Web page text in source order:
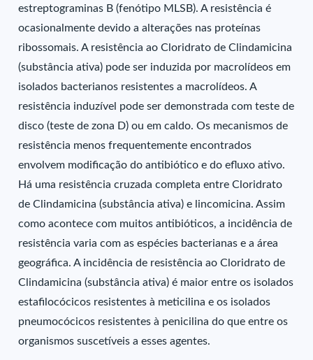
estreptograminas B (fenótipo MLSB). A resistência é
ocasionalmente devido a alterações nas proteínas
ribossomais. A resistência ao Cloridrato de Clindamicina
(substância ativa) pode ser induzida por macrolídeos em
isolados bacterianos resistentes a macrolídeos. A
resistência induzível pode ser demonstrada com teste de
disco (teste de zona D) ou em caldo. Os mecanismos de
resistência menos frequentemente encontrados
envolvem modificação do antibiótico e do efluxo ativo.
Há uma resistência cruzada completa entre Cloridrato
de Clindamicina (substância ativa) e lincomicina. Assim
como acontece com muitos antibióticos, a incidência de
resistência varia com as espécies bacterianas e a área
geográfica. A incidência de resistência ao Cloridrato de
Clindamicina (substância ativa) é maior entre os isolados
estafilocócicos resistentes à meticilina e os isolados
pneumocócicos resistentes à penicilina do que entre os
organismos suscetíveis a esses agentes.